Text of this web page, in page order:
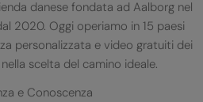
danese fondata ad Aalborg nel
2020. Oggi operiamo in 15 paesi
personalizzata e video gratuiti dei
scelta del camino ideale.
e Conoscenza